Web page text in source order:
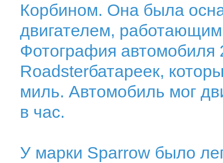
Корбином. Она была
двигателем,
Фотография автомобиля
Roadsterбатареек,
миль. Автомобиль мог
в час.
У марки Sparrow было